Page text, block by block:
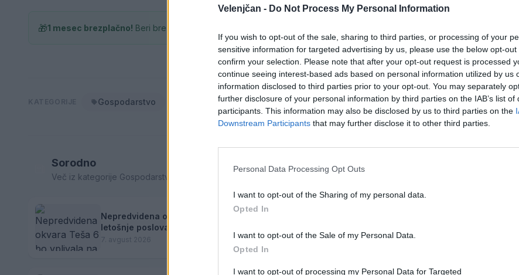
Velenjčan - Do Not Process My Personal Information
If you wish to opt-out of the sale, sharing to third parties, or processing of your
sensitive information for targeted advertising by us, please use the below opt-out
confirm your selection. Please note that after your opt-out request is processed
continue seeing interest-based ads based on personal information utilized by us
information disclosed to third parties prior to your opt-out. You may separately
further disclosure of your personal information by third parties on the IAB’s list of
participants. This information may also be disclosed by us to third parties on the
Downstream Participants that may further disclose it to other third parties.
Personal Data Processing Opt Outs
I want to opt-out of the Sharing of my personal data.
Opted In
I want to opt-out of the Sale of my Personal Data.
Opted In
I want to opt-out of processing my Personal Data for Targeted
🎁1 mesec brezplačno! Beri brez oglasov
Gospodarstvo
Sorodno
Več iz kategorije Gospodarstvo
Nepredvidena okvara Teša 6 bo vplivala na
letošnje poslovanje
7. avgust 2026
krošnjami do robotike in
5. avgust 2026